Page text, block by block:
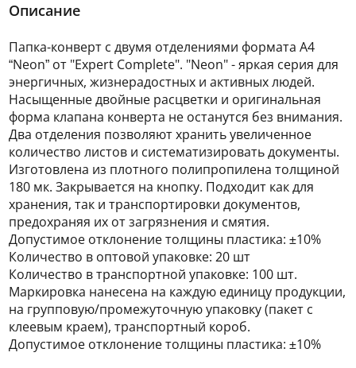
Описание
Папка-конверт с двумя отделениями формата А4
“Neon” от "Expert Complete". "Neon" - яркая серия для
энергичных, жизнерадостных и активных людей.
Насыщенные двойные расцветки и оригинальная
форма клапана конверта не останутся без внимания.
Два отделения позволяют хранить увеличенное
количество листов и систематизировать документы.
Изготовлена из плотного полипропилена толщиной
180 мк. Закрывается на кнопку. Подходит как для
хранения, так и транспортировки документов,
предохраняя их от загрязнения и смятия.
Допустимое отклонение толщины пластика: ±10%
Количество в оптовой упаковке: 20 шт
Количество в транспортной упаковке: 100 шт.
Маркировка нанесена на каждую единицу продукции,
на групповую/промежуточную упаковку (пакет с
клеевым краем), транспортный короб.
Допустимое отклонение толщины пластика: ±10%